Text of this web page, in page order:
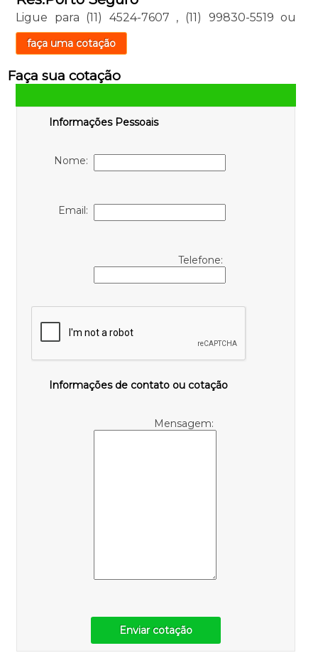
Ligue para (11) 4524-7607 , (11) 99830-5519 ou
faça uma cotação
Faça sua cotação
Informações Pessoais
Nome:
Email:
Telefone:
Informações de contato ou cotação
Mensagem:
Enviar cotação